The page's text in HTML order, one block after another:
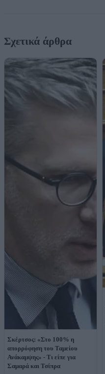
Σχετικά άρθρα
Σκέρτσος: «Στο 100% η
απορρόφηση του Ταμείου
Ανάκαμψης» - Τι είπε για
Σαμαρά και Τσίπρα